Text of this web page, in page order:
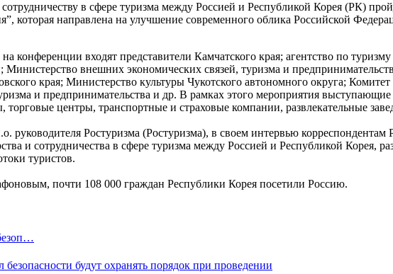
в сфере туризма между Россией и Республикой Корея (РК)
которая направлена на улучшение современного облика Российской
конференции входят представители Камчатского края; агентство по
Министерство внешних экономических связей, туризма и
края; Министерство культуры Чукотского автономного округа;
и предпринимательства и др. В рамках этого мероприятия
торговые центры, транспортные и страховые компании, развлекательные
руководителя Ростуризма (Ростуризма), в своем интервью
и сотрудничества в сфере туризма между Россией и Республикой Корея,
туристов.
почти 108 000 граждан Республики Корея посетили Россию.